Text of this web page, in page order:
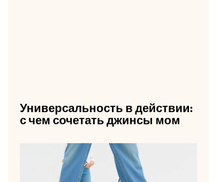
Универсальность в действии:
с чем сочетать джинсы мом